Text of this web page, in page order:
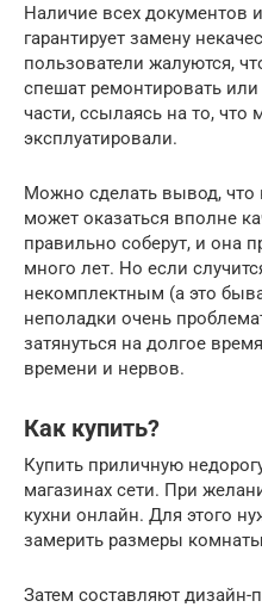
Наличие всех документов
гарантирует замену
пользователи жалуются,
спешат ремонтировать
части, ссылаясь на то, что
эксплуатировали.
Можно сделать вывод, что
может оказаться вполне
правильно соберут, и она
много лет. Но если
некомплектным (а это
неполадки очень
затянуться на долгое
времени и нервов.
Как купить?
Купить приличную
магазинах сети. При
кухни онлайн. Для этого
замерить размеры
Затем составляют дизайн-